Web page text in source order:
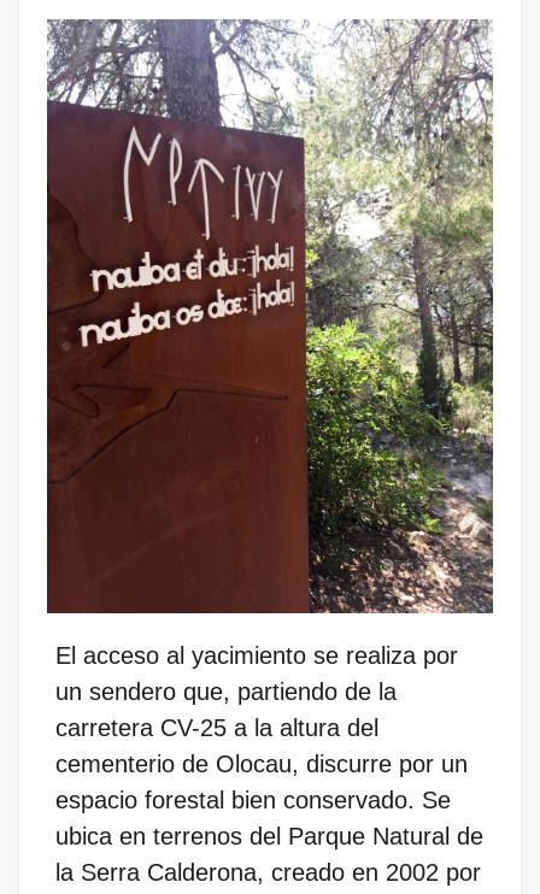
El acceso al yacimiento se realiza por
un sendero que, partiendo de la
carretera CV-25 a la altura del
cementerio de Olocau, discurre por un
espacio forestal bien conservado. Se
ubica en terrenos del Parque Natural de
la Serra Calderona, creado en 2002 por